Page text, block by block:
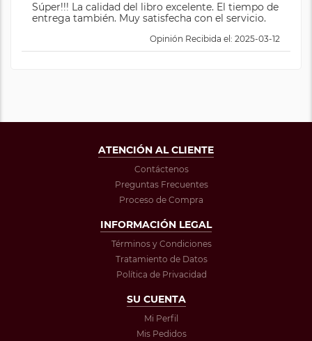
Súper!!! La calidad del libro excelente. El tiempo de
entrega también. Muy satisfecha con el servicio.
Opinión Recibida el: 2025-03-12
ATENCIÓN AL CLIENTE
Contáctenos
Preguntas Frecuentes
Proceso de Compra
INFORMACIÓN LEGAL
Términos y Condiciones
Tratamiento de Datos
Política de Privacidad
SU CUENTA
Mi Perfil
Mis Pedidos